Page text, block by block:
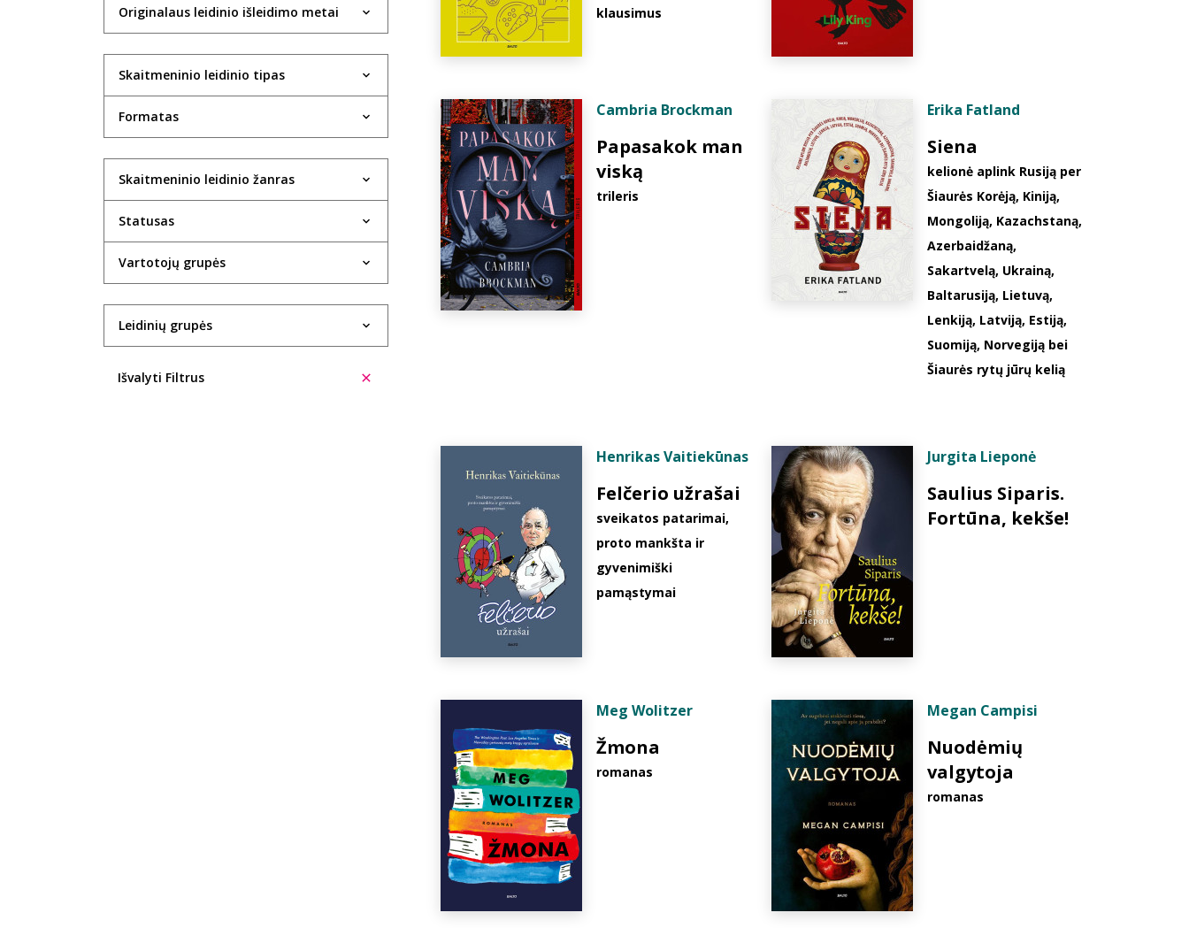
Originalaus leidinio išleidimo metai
Skaitmeninio leidinio tipas
Formatas
Skaitmeninio leidinio žanras
Statusas
Vartotojų grupės
Leidinių grupės
Išvalyti Filtrus
klausimus
Cambria Brockman
Papasakok man
viską
trileris
Erika Fatland
Siena
kelionė aplink Rusiją per
Šiaurės Korėją, Kiniją,
Mongoliją, Kazachstaną,
Azerbaidžaną,
Sakartvelą, Ukrainą,
Baltarusiją, Lietuvą,
Lenkiją, Latviją, Estiją,
Suomiją, Norvegiją bei
Šiaurės rytų jūrų kelią
Henrikas Vaitiekūnas
Felčerio užrašai
sveikatos patarimai,
proto mankšta ir
gyvenimiški
pamąstymai
Jurgita Lieponė
Saulius Siparis.
Fortūna, kekše!
Meg Wolitzer
Žmona
romanas
Megan Campisi
Nuodėmių
valgytoja
romanas